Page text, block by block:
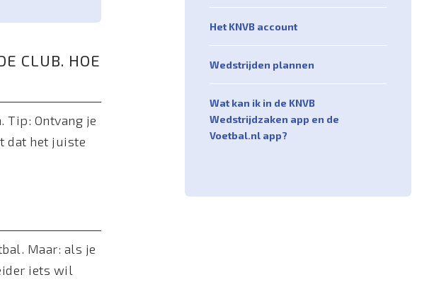
CLUB. HOE
Tip: Ontvang je
dat het juiste
Maar: als je
iets wil
Het KNVB account
Wedstrijden plannen
Wat kan ik in de KNVB
Wedstrijdzaken app en de
Voetbal.nl app?